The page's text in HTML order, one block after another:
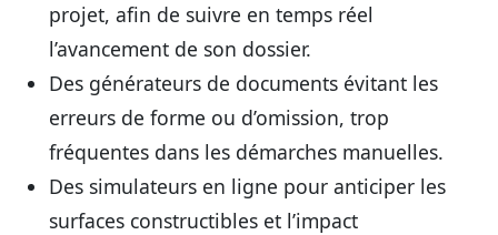
projet, afin de suivre en temps réel
l’avancement de son dossier.
Des générateurs de documents évitant les
erreurs de forme ou d’omission, trop
fréquentes dans les démarches manuelles.
Des simulateurs en ligne pour anticiper les
surfaces constructibles et l’impact